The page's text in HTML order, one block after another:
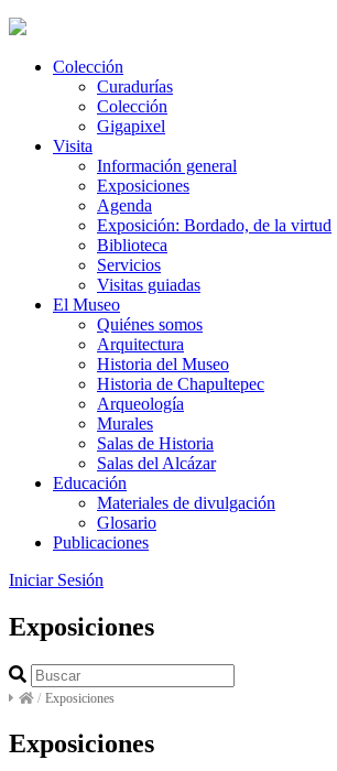
Colección
Curadurías
Colección
Gigapixel
Visita
Información general
Exposiciones
Agenda
Exposición: Bordado, de la virtud
Biblioteca
Servicios
Visitas guiadas
El Museo
Quiénes somos
Arquitectura
Historia del Museo
Historia de Chapultepec
Arqueología
Murales
Salas de Historia
Salas del Alcázar
Educación
Materiales de divulgación
Glosario
Publicaciones
Iniciar Sesión
Exposiciones
/ Exposiciones
Exposiciones